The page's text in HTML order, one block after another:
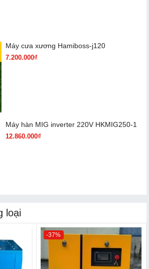
Máy cưa xương Hamiboss-j120
7.200.000₫
Máy hàn MIG inverter 220V HKMIG250-1
12.860.000₫
loại
-37%